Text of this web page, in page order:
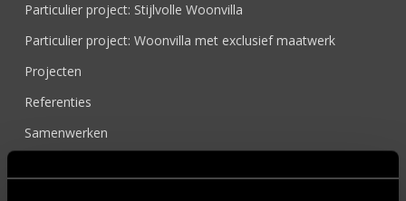
Particulier project: Stijlvolle Woonvilla
Particulier project: Woonvilla met exclusief maatwerk
Projecten
Referenties
Samenwerken